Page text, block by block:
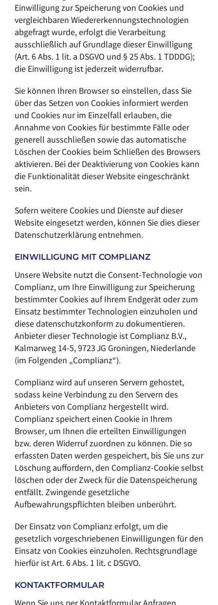
Einwilligung zur Speicherung von Cookies und
vergleichbaren Wiedererkennungstechnologien
abgefragt wurde, erfolgt die Verarbeitung
ausschließlich auf Grundlage dieser Einwilligung
(Art. 6 Abs. 1 lit. a DSGVO und § 25 Abs. 1 TDDDG);
die Einwilligung ist jederzeit widerrufbar.
Sie können Ihren Browser so einstellen, dass Sie
über das Setzen von Cookies informiert werden
und Cookies nur im Einzelfall erlauben, die
Annahme von Cookies für bestimmte Fälle oder
generell ausschließen sowie das automatische
Löschen der Cookies beim Schließen des Browsers
aktivieren. Bei der Deaktivierung von Cookies kann
die Funktionalität dieser Website eingeschränkt
sein.
Sofern weitere Cookies und Dienste auf dieser
Website eingesetzt werden, können Sie dies dieser
Datenschutzerklärung entnehmen.
EINWILLIGUNG MIT COMPLIANZ
Unsere Website nutzt die Consent-Technologie von
Complianz, um Ihre Einwilligung zur Speicherung
bestimmter Cookies auf Ihrem Endgerät oder zum
Einsatz bestimmter Technologien einzuholen und
diese datenschutzkonform zu dokumentieren.
Anbieter dieser Technologie ist Complianz B.V.,
Kalmarweg 14-5, 9723 JG Groningen, Niederlande
(im Folgenden „Complianz“).
Complianz wird auf unseren Servern gehostet,
sodass keine Verbindung zu den Servern des
Anbieters von Complianz hergestellt wird.
Complianz speichert einen Cookie in Ihrem
Browser, um Ihnen die erteilten Einwilligungen
bzw. deren Widerruf zuordnen zu können. Die so
erfassten Daten werden gespeichert, bis Sie uns zur
Löschung auffordern, den Complianz-Cookie selbst
löschen oder der Zweck für die Datenspeicherung
entfällt. Zwingende gesetzliche
Aufbewahrungspflichten bleiben unberührt.
Der Einsatz von Complianz erfolgt, um die
gesetzlich vorgeschriebenen Einwilligungen für den
Einsatz von Cookies einzuholen. Rechtsgrundlage
hierfür ist Art. 6 Abs. 1 lit. c DSGVO.
KONTAKTFORMULAR